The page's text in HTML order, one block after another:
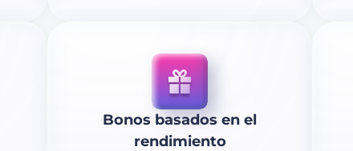
Bonos basados en el
rendimiento